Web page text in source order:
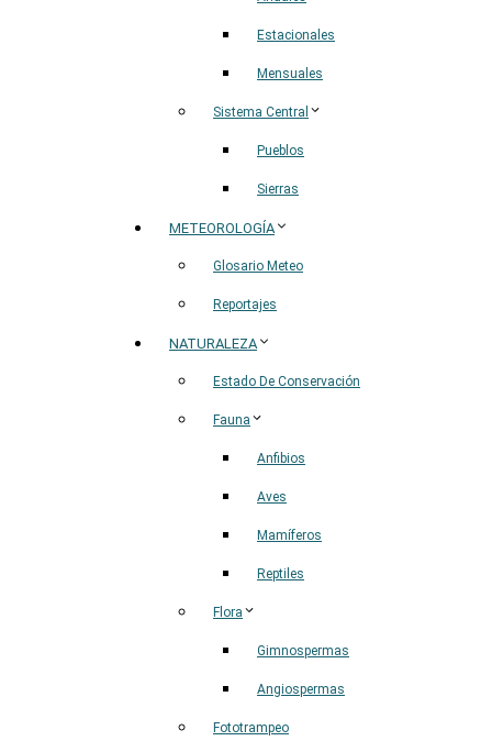
Estacionales
Mensuales
Sistema Central
Pueblos
Sierras
METEOROLOGÍA
Glosario Meteo
Reportajes
NATURALEZA
Estado De Conservación
Fauna
Anfibios
Aves
Mamíferos
Reptiles
Flora
Gimnospermas
Angiospermas
Fototrampeo